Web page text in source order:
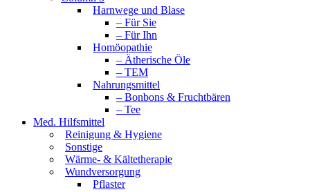
Harnwege und Blase
– Für Sie
– Für Ihn
Homöopathie
– Ätherische Öle
– TEM
Nahrungsmittel
– Bonbons & Fruchtbären
– Tee
Med. Hilfsmittel
Reinigung & Hygiene
Sonstige
Wärme- & Kältetherapie
Wundversorgung
Pflaster